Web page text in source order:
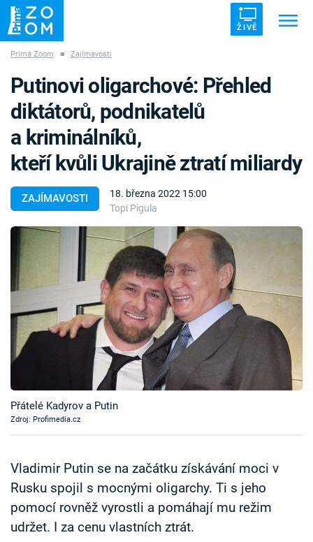
ŽIVĚ
ZÁHADY VETŘELCI DÁVNOVĚKU
Témata
Témata
Pořady
TV Program
Časopis
Sledujte prima+
Přihlášení
Prima Zoom ■ Zajímavosti
ZAJÍMAVOSTI
18. března 2022 15:00
Topi Pigula
Putinovi oligarchové: Přehled
diktátorů, podnikatelů
a kriminálníků,
kteří kvůli Ukrajině ztratí miliardy
Přátelé Kadyrov a Putin
Zdroj: Profimedia.cz
Vladimir Putin se na začátku získávání moci v
Rusku spojil s mocnými oligarchy. Ti s jeho
pomocí rovněž vyrostli a pomáhají mu režim
udržet. I za cenu vlastních ztrát.